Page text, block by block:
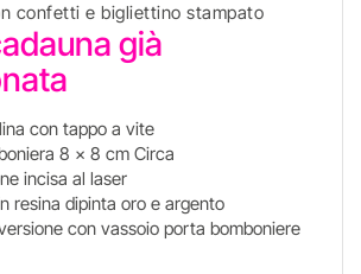
confetti e bigliettino stampato
già
con tappo a vite
8 x 8 cm Circa
incisa al laser
resina dipinta oro e argento
con vassoio porta bomboniere